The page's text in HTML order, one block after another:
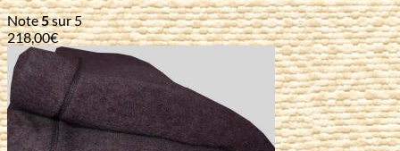
Note5sur 5
218,00€